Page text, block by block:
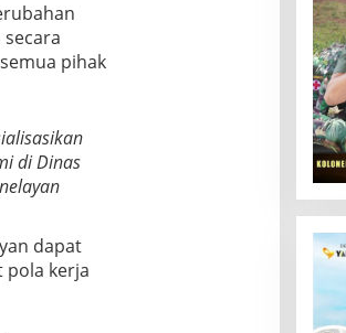
pihak
di Dinas
dapat
pola kerja